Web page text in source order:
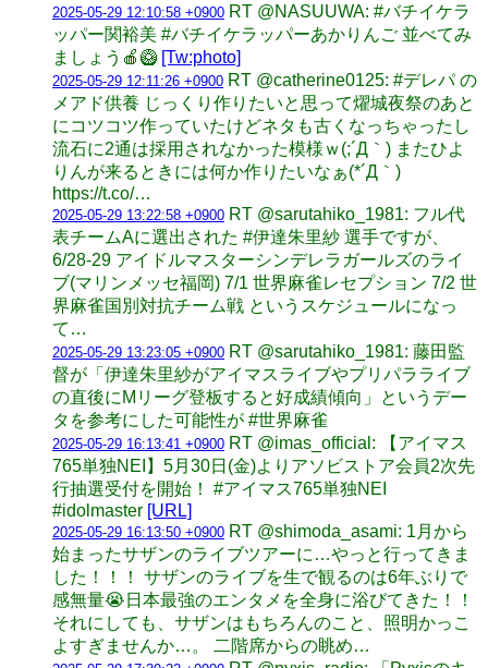
2025-05-29 12:10:58 +0900 RT @NASUUWA: #バチイケラ
ッパー関裕美 #バチイケラッパーあかりんご 並べてみ
ましょう🍎🥝 [Tw:photo]
2025-05-29 12:11:26 +0900 RT @catherine0125: #デレパ の
メアド供養 じっくり作りたいと思って燿城夜祭のあと
にコツコツ作っていたけどネタも古くなっちゃったし
流石に2通は採用されなかった模様ｗ(;´Д｀) またひよ
りんが来るときには何か作りたいなぁ(*´Д｀)
https://t.co/…
2025-05-29 13:22:58 +0900 RT @sarutahiko_1981: フル代
表チームAに選出された #伊達朱里紗 選手ですが、
6/28-29 アイドルマスターシンデレラガールズのライ
ブ(マリンメッセ福岡) 7/1 世界麻雀レセプション 7/2 世
界麻雀国別対抗チーム戦 というスケジュールになっ
て…
2025-05-29 13:23:05 +0900 RT @sarutahiko_1981: 藤田監
督が「伊達朱里紗がアイマスライブやプリパラライブ
の直後にMリーグ登板すると好成績傾向」というデー
タを参考にした可能性が #世界麻雀
2025-05-29 16:13:41 +0900 RT @imas_official: 【アイマス
765単独NEI】5月30日(金)よりアソビストア会員2次先
行抽選受付を開始！ #アイマス765単独NEI
#idolmaster [URL]
2025-05-29 16:13:50 +0900 RT @shimoda_asami: 1月から
始まったサザンのライブツアーに…やっと行ってきま
した！！！ サザンのライブを生で観るのは6年ぶりで
感無量😭日本最強のエンタメを全身に浴びてきた！！
それにしても、サザンはもちろんのこと、照明かっこ
よすぎませんか…。 二階席からの眺め…